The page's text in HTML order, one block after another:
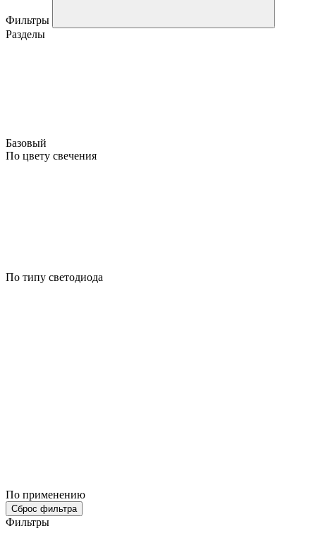
Фильтры
Разделы
Базовый
По цвету свечения
По типу светодиода
По применению
Сброс фильтра
Фильтры